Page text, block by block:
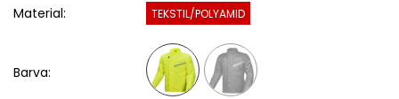
Material: TEKSTIL/POLYAMID
Barva: